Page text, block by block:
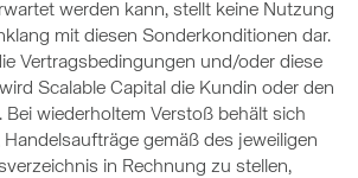
werden kann, stellt keine Nutzung
mit diesen Sonderkonditionen dar.
Vertragsbedingungen und/oder diese
Scalable Capital die Kundin oder den
Bei wiederholtem Verstoß behält sich
Handelsaufträge gemäß des jeweiligen
in Rechnung zu stellen,